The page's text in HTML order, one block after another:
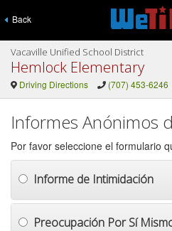
Back
Vacaville Unified School District
Hemlock Elementary
Driving Directions (707) 453-6246
Informes Anónimos
Por favor seleccione el formulario
Informe de Intimidación
Preocupación Por Sí